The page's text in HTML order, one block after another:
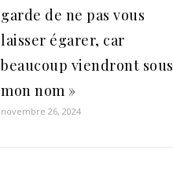
garde de ne pas vous
laisser égarer, car
beaucoup viendront sous
mon nom »
novembre 26, 2024